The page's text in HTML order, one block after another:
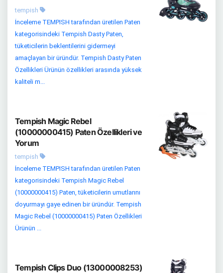
tempish
İnceleme TEMPISH tarafından üretilen Paten
kategorisindeki Tempish Dasty Paten,
tüketicilerin beklentilerini gidermeyi
amaçlayan bir üründür. Tempish Dasty Paten
Özellikleri Ürünün özellikleri arasında yüksek
kaliteli m...
Tempish Magic Rebel
(10000000415) Paten Özellikleri ve
Yorum
tempish
İnceleme TEMPISH tarafından üretilen Paten
kategorisindeki Tempish Magic Rebel
(10000000415) Paten, tüketicilerin umutlarını
doyurmayı gaye edinen bir üründür. Tempish
Magic Rebel (10000000415) Paten Özellikleri
Ürünün ...
Tempish Clips Duo (13000008253)